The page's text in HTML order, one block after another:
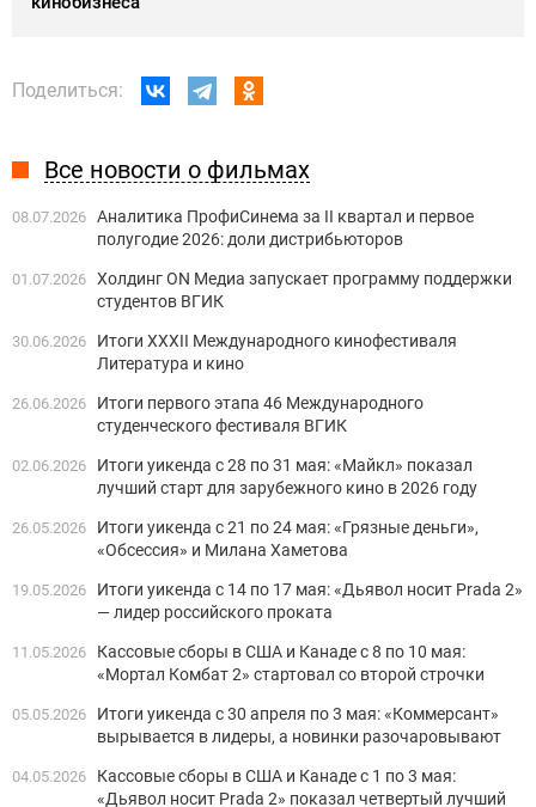
Поделиться:
Все новости о фильмах
08.07.2026 Аналитика ПрофиСинема за II квартал и первое
полугодие 2026: доли дистрибьюторов
01.07.2026 Холдинг ON Медиа запускает программу поддержки
студентов ВГИК
30.06.2026
Итоги XXXII Международного кинофестиваля
Литература и кино
26.06.2026
Итоги первого этапа 46 Международного
студенческого фестиваля ВГИК
02.06.2026
Итоги уикенда с 28 по 31 мая: «Майкл» показал
лучший старт для зарубежного кино в 2026 году
26.05.2026
Итоги уикенда с 21 по 24 мая: «Грязные деньги»,
«Обсессия» и Милана Хаметова
19.05.2026
Итоги уикенда с 14 по 17 мая: «Дьявол носит Prada 2»
— лидер российского проката
11.05.2026
Кассовые сборы в США и Канаде с 8 по 10 мая:
«Мортал Комбат 2» стартовал со второй строчки
05.05.2026
Итоги уикенда с 30 апреля по 3 мая: «Коммерсант»
вырывается в лидеры, а новинки разочаровывают
04.05.2026
Кассовые сборы в США и Канаде с 1 по 3 мая:
«Дьявол носит Prada 2» показал четвертый лучший